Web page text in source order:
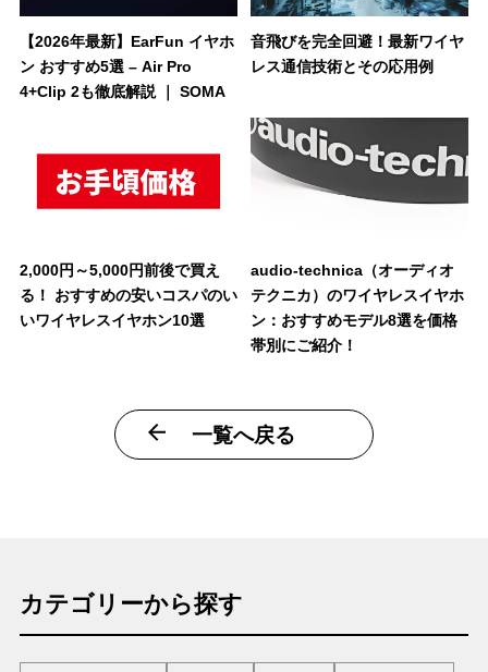
【2026年最新】EarFun イヤホ
ン おすすめ5選 – Air Pro
4+Clip 2も徹底解説 ｜ SOMA
音飛びを完全回避！最新ワイヤ
レス通信技術とその応用例
2,000円～5,000円前後で買え
る！ おすすめの安いコスパのい
いワイヤレスイヤホン10選
audio-technica（オーディオ
テクニカ）のワイヤレスイヤホ
ン：おすすめモデル8選を価格
帯別にご紹介！
一覧へ戻る
カテゴリーから探す